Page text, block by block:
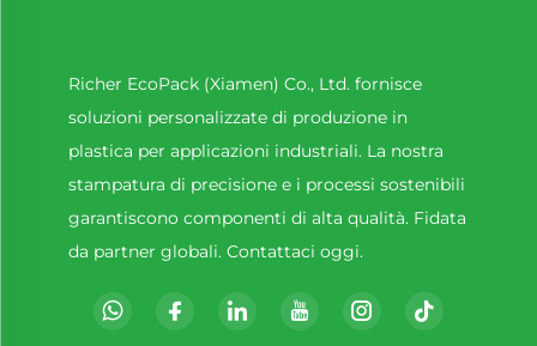
Richer EcoPack (Xiamen) Co., Ltd. fornisce
soluzioni personalizzate di produzione in
plastica per applicazioni industriali. La nostra
stampatura di precisione e i processi sostenibili
garantiscono componenti di alta qualità. Fidata
da partner globali. Contattaci oggi.